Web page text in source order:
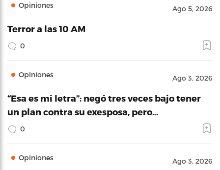
Opiniones Ago 5, 2026
Terror a las 10 AM
0
Opiniones Ago 3, 2026
“Esa es mi letra”: negó tres veces bajo tener
un plan contra su exesposa, pero…
0
Opiniones Ago 3, 2026